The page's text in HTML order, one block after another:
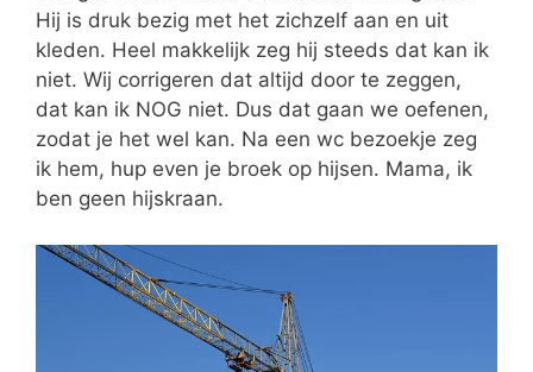
Hij is druk bezig met het zichzelf aan en uit
kleden. Heel makkelijk zeg hij steeds dat kan ik
niet. Wij corrigeren dat altijd door te zeggen,
dat kan ik NOG niet. Dus dat gaan we oefenen,
zodat je het wel kan. Na een wc bezoekje zeg
ik hem, hup even je broek op hijsen. Mama, ik
ben geen hijskraan.